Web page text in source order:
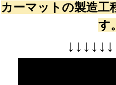
カーマットの製造工
す。
↓ ↓ ↓ ↓ ↓ ↓